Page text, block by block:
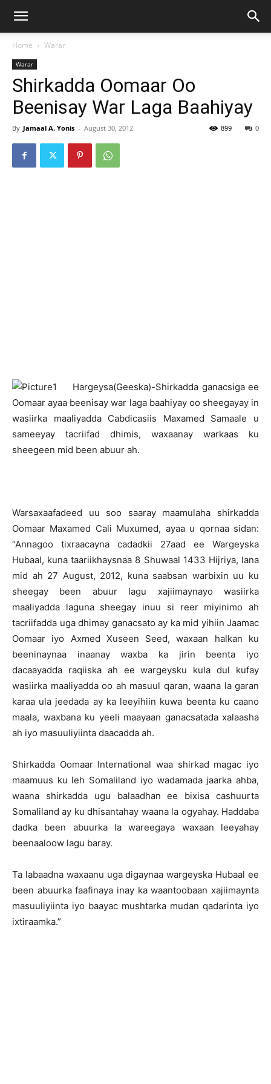
Home Warar
Warar
Shirkadda Oomaar Oo
Beenisay War Laga Baahiyay
By Jamaal A. Yonis - August 30, 2012 0
899
Hargeysa(Geeska)-Shirkadda ganacsiga ee
Oomaar ayaa beenisay war laga baahiyay oo sheegayay in
wasiirka maaliyadda Cabdicasiis Maxamed Samaale u
sameeyay tacriifad dhimis, waxaanay warkaas ku
sheegeen mid been abuur ah.
Warsaxaafadeed uu soo saaray maamulaha shirkadda
Oomaar Maxamed Cali Muxumed, ayaa u qornaa sidan:
“Annagoo tixraacayna cadadkii 27aad ee Wargeyska
Hubaal, kuna taariikhaysnaa 8 Shuwaal 1433 Hijriya, lana
mid ah 27 August, 2012, kuna saabsan warbixin uu ku
sheegay been abuur lagu xajiimaynayo wasiirka
maaliyadda laguna sheegay inuu si reer miyinimo ah
tacriifadda uga dhimay ganacsato ay ka mid yihiin Jaamac
Oomaar iyo Axmed Xuseen Seed, waxaan halkan ku
beeninaynaa inaanay waxba ka jirin beenta iyo
dacaayadda raqiiska ah ee wargeysku kula dul kufay
wasiirka maaliyadda oo ah masuul qaran, waana la garan
karaa ula jeedada ay ka leeyihiin kuwa beenta ku caano
maala, waxbana ku yeeli maayaan ganacsatada xalaasha
ah iyo masuuliyiinta daacadda ah.
Shirkadda Oomaar International waa shirkad magac iyo
maamuus ku leh Somaliland iyo wadamada jaarka ahba,
waana shirkadda ugu balaadhan ee bixisa cashuurta
Somaliland ay ku dhisantahay waana la ogyahay. Haddaba
dadka been abuurka la wareegaya waxaan leeyahay
beenaaloow lagu baray.
Ta labaadna waxaanu uga digaynaa wargeyska Hubaal ee
been abuurka faafinaya inay ka waantoobaan xajiimaynta
masuuliyiinta iyo baayac mushtarka mudan qadarinta iyo
ixtiraamka.”